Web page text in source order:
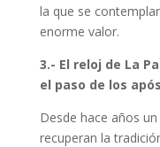
la que se
enorme valor.
3.- El reloj de La
el paso de los
Desde hace años
recuperan la